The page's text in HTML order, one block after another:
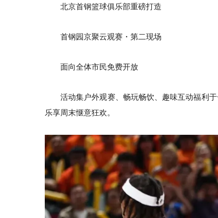
北京首钢篮球俱乐部重磅打造
首钢园京聚云观赛・第二现场
面向全体市民免费开放
活动集户外观赛、畅玩畅饮、趣味互动福利
乐享周末惬意狂欢。